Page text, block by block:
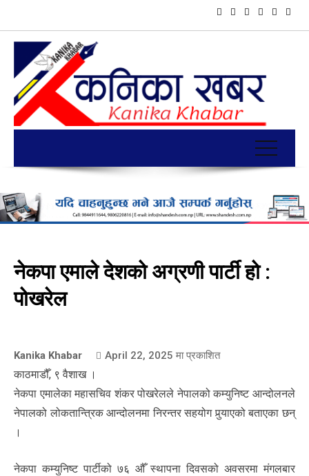
नेकपा एमाले देशको अग्रणी पार्टी हो :
पोखरेल
Kanika Khabar April 22, 2025 मा प्रकाशित
काठमाडौँ, ९ वैशाख ।
नेकपा एमालेका महासचिव शंकर पोखरेलले नेपालको कम्युनिष्ट आन्दोलनले
नेपालको लोकतान्त्रिक आन्दोलनमा निरन्तर सहयोग पुर्‍याएको बताएका छन्
।
नेकपा कम्युनिष्ट पार्टीको ७६ औँ स्थापना दिवसको अवसरमा मंगलबार